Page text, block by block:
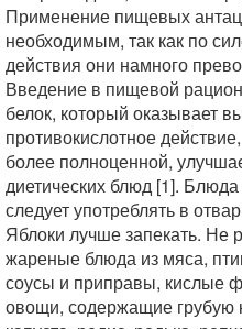
Применение пищевых
необходимым, так как по
действия они намного
Введение в пищевой
белок, который оказывает
противокислотное
более полноценной,
диетических блюд [1].
следует употреблять в
Яблоки лучше запекать.
жареные блюда из мяса,
соусы и приправы, кислые
овощи, содержащие грубую